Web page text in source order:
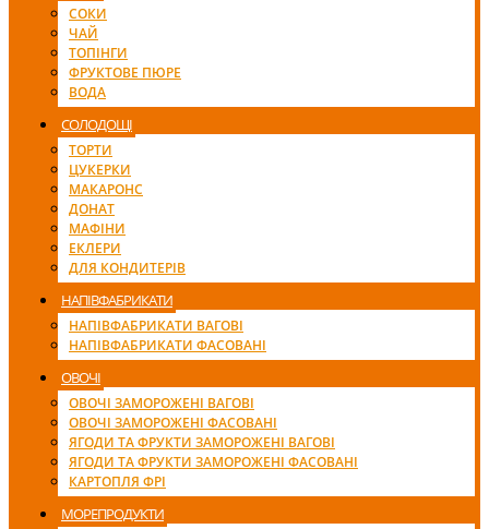
СОКИ
ЧАЙ
ТОПІНГИ
ФРУКТОВЕ ПЮРЕ
ВОДА
СОЛОДОЩІ
ТОРТИ
ЦУКЕРКИ
МАКАРОНС
ДОНАТ
МАФІНИ
ЕКЛЕРИ
ДЛЯ КОНДИТЕРІВ
НАПІВФАБРИКАТИ
НАПІВФАБРИКАТИ ВАГОВІ
НАПІВФАБРИКАТИ ФАСОВАНІ
ОВОЧІ
ОВОЧІ ЗАМОРОЖЕНІ ВАГОВІ
ОВОЧІ ЗАМОРОЖЕНІ ФАСОВАНІ
ЯГОДИ ТА ФРУКТИ ЗАМОРОЖЕНІ ВАГОВІ
ЯГОДИ ТА ФРУКТИ ЗАМОРОЖЕНІ ФАСОВАНІ
КАРТОПЛЯ ФРІ
МОРЕПРОДУКТИ